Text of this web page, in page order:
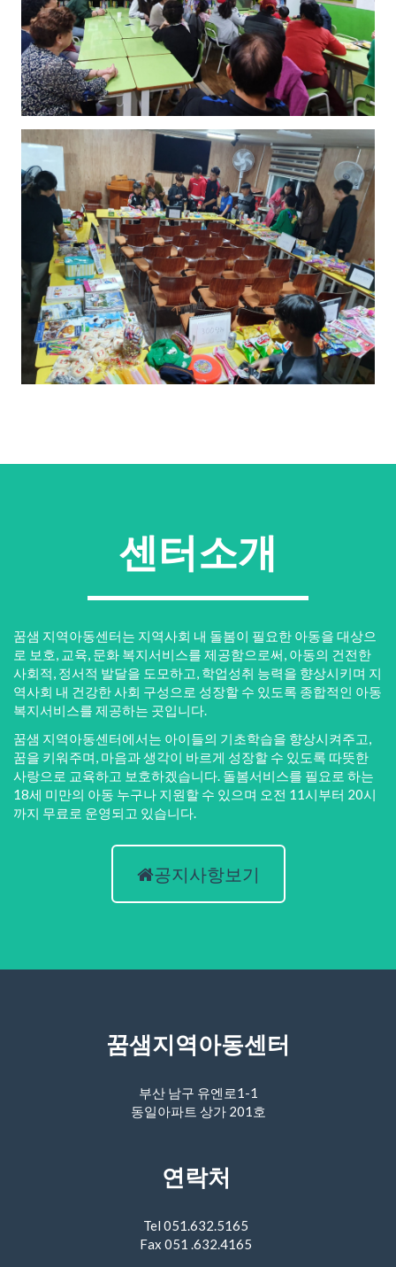
센터소개
꿈샘 지역아동센터는 지역사회 내 돌봄이 필요한 아동을 대상으
로 보호, 교육, 문화 복지서비스를 제공함으로써, 아동의 건전한
사회적, 정서적 발달을 도모하고, 학업성취 능력을 향상시키며 지
역사회 내 건강한 사회 구성으로 성장할 수 있도록 종합적인 아동
복지서비스를 제공하는 곳입니다.
꿈샘 지역아동센터에서는 아이들의 기초학습을 향상시켜주고,
꿈을 키워주며, 마음과 생각이 바르게 성장할 수 있도록 따뜻한
사랑으로 교육하고 보호하겠습니다. 돌봄서비스를 필요로 하는
18세 미만의 아동 누구나 지원할 수 있으며 오전 11시부터 20시
까지 무료로 운영되고 있습니다.
공지사항보기
꿈샘지역아동센터
부산 남구 유엔로1-1
동일아파트 상가 201호
연락처
Tel 051.632.5165
Fax 051 .632.4165